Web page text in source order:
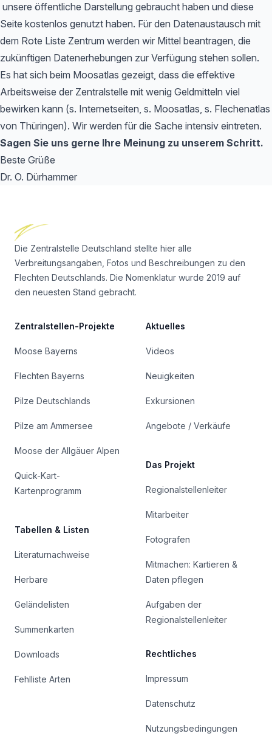
unsere öffentliche Darstellung gebraucht haben und diese
Seite kostenlos genutzt haben. Für den Datenaustausch mit
dem Rote Liste Zentrum werden wir Mittel beantragen, die
zukünftigen Datenerhebungen zur Verfügung stehen sollen.
Es hat sich beim Moosatlas gezeigt, dass die effektive
Arbeitsweise der Zentralstelle mit wenig Geldmitteln viel
bewirken kann (s. Internetseiten, s. Moosatlas, s. Flechenatlas
von Thüringen). Wir werden für die Sache intensiv eintreten.
Sagen Sie uns gerne Ihre Meinung zu unserem Schritt.
Beste Grüße
Dr. O. Dürhammer
Die Zentralstelle Deutschland stellte hier alle
Verbreitungsangaben, Fotos und Beschreibungen zu den
Flechten Deutschlands. Die Nomenklatur wurde 2019 auf
den neuesten Stand gebracht.
Zentralstellen-Projekte
Moose Bayerns
Flechten Bayerns
Pilze Deutschlands
Pilze am Ammersee
Moose der Allgäuer Alpen
Quick-Kart-
Kartenprogramm
Tabellen & Listen
Literaturnachweise
Herbare
Geländelisten
Summenkarten
Downloads
Fehlliste Arten
Aktuelles
Videos
Neuigkeiten
Exkursionen
Angebote / Verkäufe
Das Projekt
Regionalstellenleiter
Mitarbeiter
Fotografen
Mitmachen: Kartieren &
Daten pflegen
Aufgaben der
Regionalstellenleiter
Rechtliches
Impressum
Datenschutz
Nutzungsbedingungen